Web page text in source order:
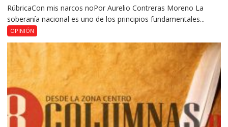
RúbricaCon mis narcos noPor Aurelio Contreras Moreno La
soberanía nacional es uno de los principios fundamentales...
OPINIÓN